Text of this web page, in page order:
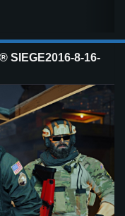
SIEGE2016-8-16-